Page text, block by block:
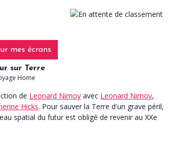
mes écrans
sur Terre
Home
de Leonard Nimoy avec Leonard Nimoy,
Hicks. Pour sauver la Terre d'un grave péril,
spatial du futur est obligé de revenir au XXe